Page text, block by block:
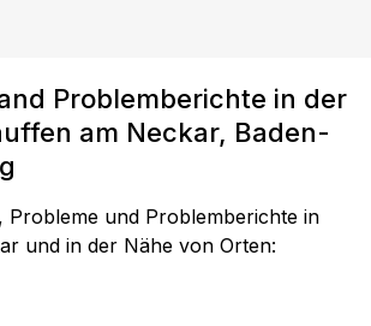
Problemberichte in der
am Neckar, Baden-
Probleme und Problemberichte in
und in der Nähe von Orten: